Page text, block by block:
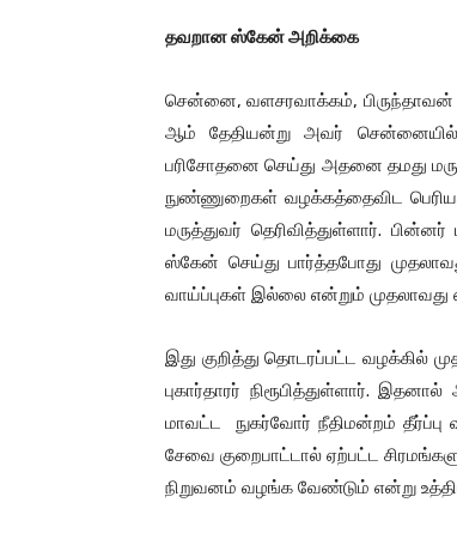
தவறானஸ்கேன்அறிக்கை
சென்னை, வளசரவாக்கம், பிருந்தாவன்
ஆம் தேதியன்று அவர்
பரிசோதனை செய்து அதனை தமது
நுண்ணுறைகள் வழக்கத்தைவிட
மருத்துவர் தெரிவித்துள்ளார்.
ஸ்கேன் செய்து பார்த்தபோது
வாய்ப்புகள் இல்லை என்றும் முதலாவது
இது குறித்து தொடரப்பட்ட
புகார்தாரர் நிரூபித்துள்ளார்.
மாவட்ட நுகர்வோர் நீதிமன்றம் தீர்ப்பு
சேவை குறைபாட்டால் ஏற்பட்ட
நிறுவனம் வழங்க வேண்டும் என்று